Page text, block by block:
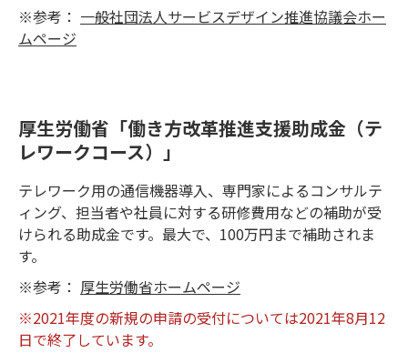
※参考： 一般社団法人サービスデザイン推進協議会ホー
ムページ
厚生労働省「働き方改革推進支援助成金（テ
レワークコース）」
テレワーク用の通信機器導入、専門家によるコンサルテ
ィング、担当者や社員に対する研修費用などの補助が受
けられる助成金です。最大で、100万円まで補助されま
す。
※参考： 厚生労働省ホームページ
※2021年度の新規の申請の受付については2021年8月12
日で終了しています。